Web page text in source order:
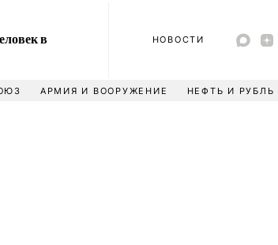
в
НОВОСТИ
АРМИЯ И ВООРУЖЕНИЕ НЕФТЬ И РУБЛЬ